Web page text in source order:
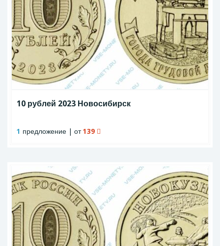
10 рублей 2023 Новосибирск
1 предложение | от139